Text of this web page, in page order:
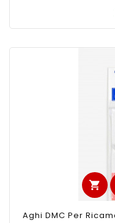
shopping_cart
Aghi DMC Per